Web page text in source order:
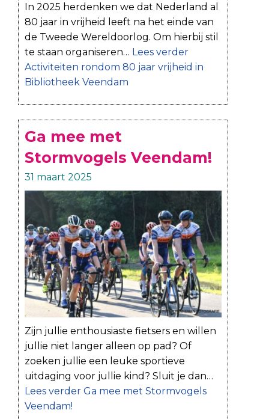
In 2025 herdenken we dat Nederland al
80 jaar in vrijheid leeft na het einde van
de Tweede Wereldoorlog. Om hierbij stil
te staan organiseren… Lees verder
Activiteiten rondom 80 jaar vrijheid in
Bibliotheek Veendam
Ga mee met
Stormvogels Veendam!
31 maart 2025
Zijn jullie enthousiaste fietsers en willen
jullie niet langer alleen op pad? Of
zoeken jullie een leuke sportieve
uitdaging voor jullie kind? Sluit je dan…
Lees verder Ga mee met Stormvogels
Veendam!